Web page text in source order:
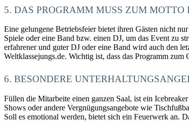
5. DAS PROGRAMM MUSS ZUM MOTTO
Eine gelungene Betriebsfeier bietet ihren Gästen nicht
Spiele oder eine Band bzw. einen DJ, um das Event zu
erfahrener und guter DJ oder eine Band wird auch den
Weltklassejungs.de. Wichtig ist, dass das Programm zum
6. BESONDERE
Füllen die Mitarbeite einen ganzen Saal, ist ein
Shows oder andere Vergnügungsangebote wie
Soll es emotional werden, bietet sich ein Feuerwerk an.